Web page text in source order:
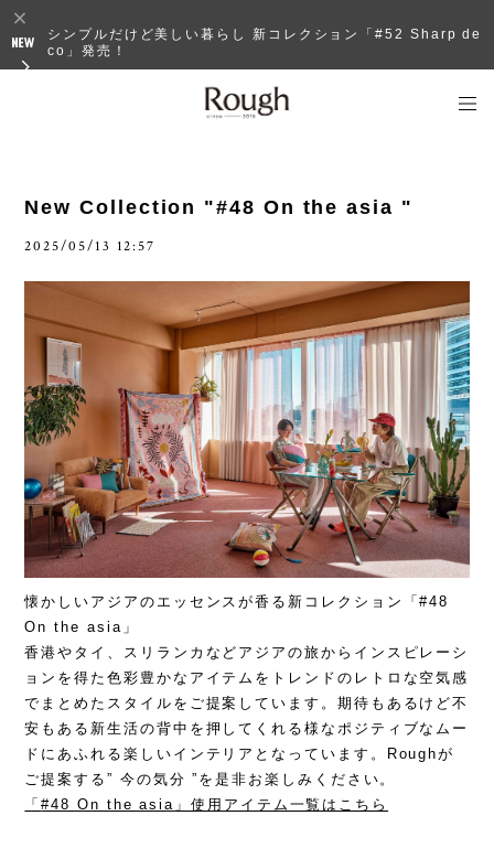
シンプルだけど美しい暮らし 新コレクション「#52 Sharp de
co」発売！
New Collection "#48 On the asia "
2025/05/13 12:57
懐かしいアジアのエッセンスが香る新コレクション「#48
On the asia」
香港やタイ、スリランカなどアジアの旅からインスピレーシ
ョンを得た色彩豊かなアイテムを トレンドのレトロな空気感
でまとめた スタイルをご提案しています。期待もあるけど不
安もある新生活の背中を押してくれる様なポジティブなムー
ドにあふれる楽しいインテリアとなっています。
Roughが
ご提案する” 今の気分 ”を是非お楽しみください。
「#48 On the asia 」使用アイテム一覧はこちら